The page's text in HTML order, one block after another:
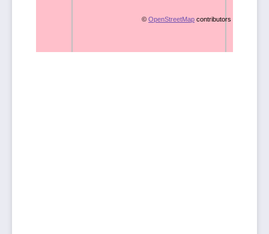
© OpenStreetMap contributors